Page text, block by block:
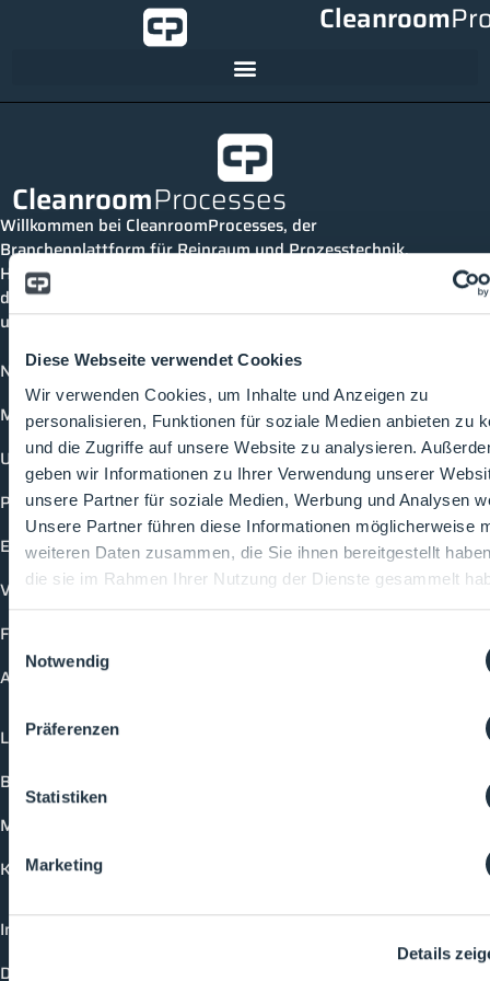
Diese Webseite verwendet Cookies
Wir verwenden Cookies, um Inhalte und Anzeigen zu
personalisieren, Funktionen für soziale Medien anbieten zu
und die Zugriffe auf unsere Website zu analysieren.
geben wir Informationen zu Ihrer Verwendung unserer
unsere Partner für soziale Medien, Werbung und Analysen
Unsere Partner führen diese Informationen möglicherweise
weiteren Daten zusammen, die Sie ihnen bereitgestellt
die sie im Rahmen Ihrer Nutzung der Dienste gesammelt
Einwilligungsauswahl
Notwendig
Präferenzen
Statistiken
Marketing
Details
Cleanroom
CleanroomProcesses
Willkommen bei CleanroomProcesses, der
Branchenplattform für Reinraum und Prozesstechnik.
Hier bleibst du immer auf dem neuesten Stand, kannst
dich mit anderen verknüpfen und alle relevanten Themen
und Events der Branche entdecken.
News
Mediathek
Unternehmen
Produkte
Events
Vorträge
Future-Faces
Academy
Login
Buchungsmöglichkeiten
Medienformate
Kontakt
Impressum
Datenschutzerklärung